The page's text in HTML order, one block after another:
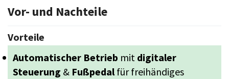
Vor- und Nachteile
Vorteile
Automatischer Betrieb mit digitaler
Steuerung & Fußpedalfür freihändiges